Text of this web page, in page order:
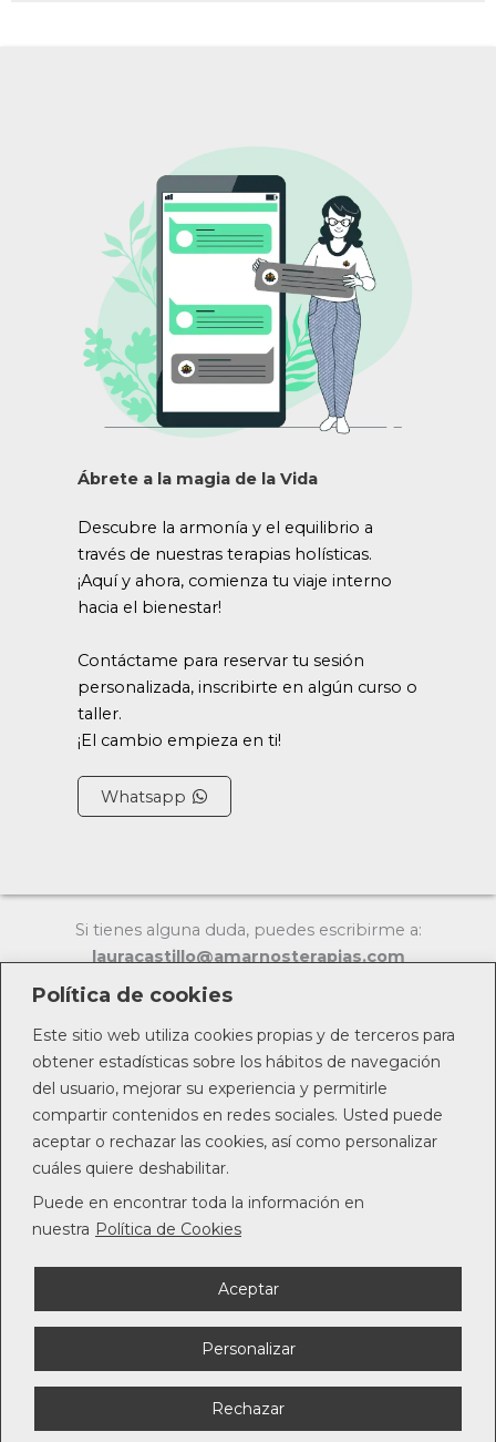
Política de cookies
Este sitio web utiliza cookies propias y de terceros para
obtener estadísticas sobre los hábitos de navegación
del usuario, mejorar su experiencia y permitirle
compartir contenidos en redes sociales. Usted puede
aceptar o rechazar las cookies, así como personalizar
cuáles quiere deshabilitar.
Puede en encontrar toda la información en
nuestra Política de Cookies
Personalizar
Rechazar
Aceptar
Ábrete a la magia de la Vida
Descubre la armonía y el equilibrio a
través de nuestras terapias holísticas.
¡Aquí y ahora, comienza tu viaje interno
hacia el bienestar!
Contáctame para reservar tu sesión
personalizada, inscribirte en algún curso o
taller.
¡El cambio empieza en ti!
Whatsapp
Si tienes alguna duda, puedes escribirme a:
lauracastillo@amarnosterapias.com
Copyright © 2026 | Powered bydigitalccs
Política de privacidad
Aviso legal
Política de cookies